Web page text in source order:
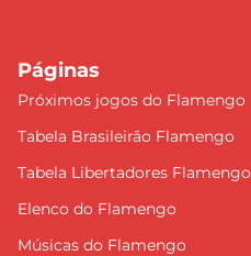
Páginas
Próximos jogos do Flamengo
Tabela Brasileirão Flamengo
Tabela Libertadores Flamengo
Elenco do Flamengo
Músicas do Flamengo